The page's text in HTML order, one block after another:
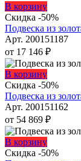
В корзинуЭтот
товар
имеет
Опции
можно
выбрать
на
товара.
Скидка -50%
Подвеска из
Арт. 200151187
от 17 146 ₽
В корзинуЭтот
товар
имеет
Опции
можно
выбрать
Скидка -50%
Подвеска из
Арт. 200151162
от 54 869 ₽
В корзинуЭтот
товар
Скидка -50%